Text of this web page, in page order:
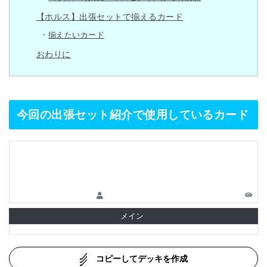
【ホルス】出張セットで揃えるカード
揃えたいカード
おわりに
今回の出張セット紹介で使用しているカード
メイン
コピーしてデッキを作成